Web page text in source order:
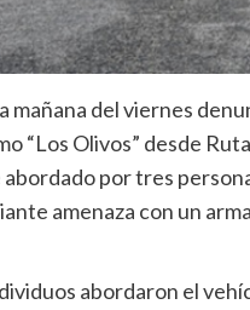
mañana del viernes
“Los Olivos” desde
por tres
amenaza con un
abordaron el